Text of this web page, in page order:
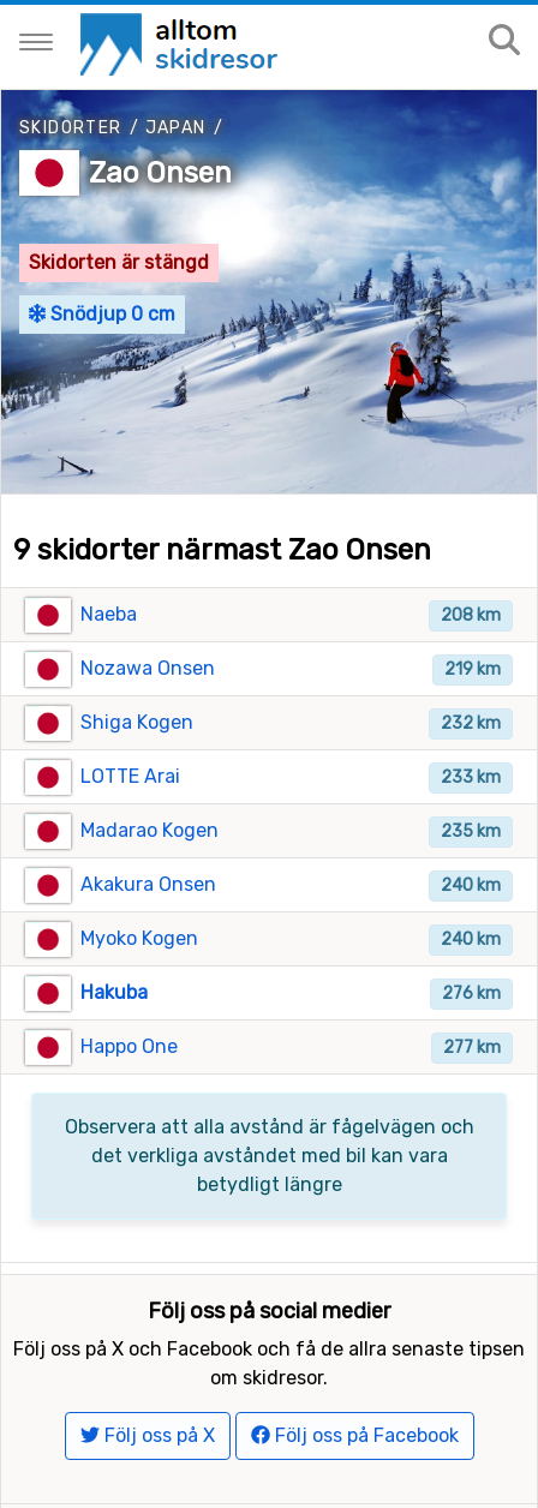
SKIDORTER / JAPAN /
Zao Onsen
Skidorten är stängd
Snödjup 0 cm
9 skidorter närmast Zao Onsen
208 km
Naeba
219 km
Nozawa Onsen
232 km
Shiga Kogen
233 km
LOTTE Arai
235 km
Madarao Kogen
240 km
Akakura Onsen
240 km
Myoko Kogen
276 km
Hakuba
277 km
Happo One
Observera att alla avstånd är fågelvägen och
det verkliga avståndet med bil kan vara
betydligt längre
Följ oss på social medier
Följ oss på X och Facebook och få de allra senaste tipsen
om skidresor.
Följ oss på X Följ oss på Facebook